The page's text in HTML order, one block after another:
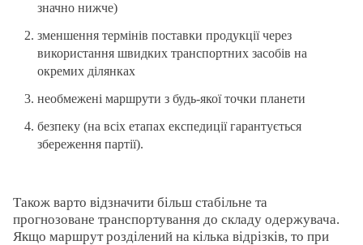
значно нижче)
зменшення термінів поставки продукції через
використання швидких транспортних засобів на
окремих ділянках
необмежені маршрути з будь-якої точки планети
безпеку (на всіх етапах експедиції гарантується
збереження партії).
Також варто відзначити більш стабільне та
прогнозоване транспортування до складу одержувача.
Якщо маршрут розділений на кілька відрізків, то при